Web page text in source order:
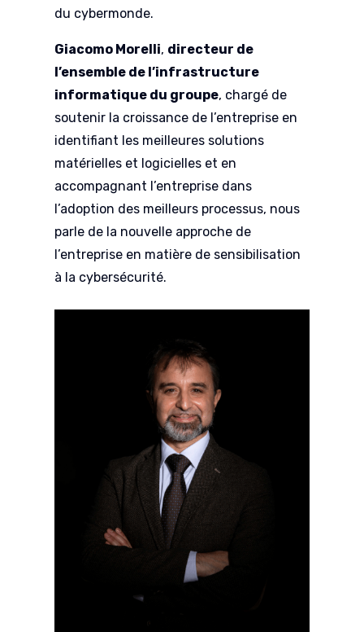
du cybermonde.
Giacomo Morelli, directeur de
l’ensemble de l’infrastructure
informatique du groupe, chargé de
soutenir la croissance de l’entreprise en
identifiant les meilleures solutions
matérielles et logicielles et en
accompagnant l’entreprise dans
l’adoption des meilleurs processus, nous
parle de la nouvelle approche de
l’entreprise en matière de sensibilisation
à la cybersécurité.